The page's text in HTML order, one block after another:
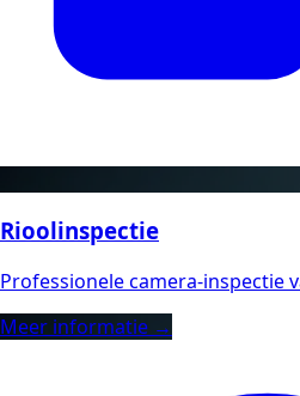
Rioolinspectie
Professionele camera-inspectie
Meer informatie →